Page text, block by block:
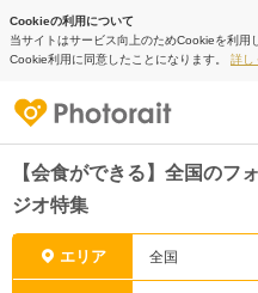
Cookieの利用について
当サイトはサービス向上のためCookieを利用
Cookie利用に同意したことになります。 詳し
【会食ができる】全国のフ
ジオ特集
エリア 全国